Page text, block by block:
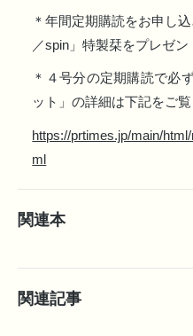
＊年間定期購読をお申し
／spin」特製栞をプレゼン
＊４号分の定期購読で必
ット」の詳細は下記をご覧
https://prtimes.jp/main/
ml
関連本
関連記事